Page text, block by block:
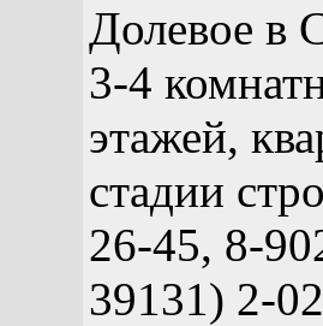
Долевое в
3-4
этажей,
стадии
26-45, 8-
39131) 2-